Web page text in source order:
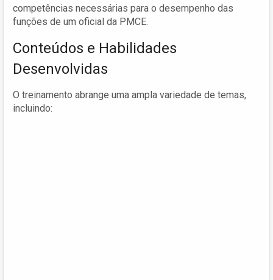
competências necessárias para o desempenho das
funções de um oficial da PMCE.
Conteúdos e Habilidades
Desenvolvidas
O treinamento abrange uma ampla variedade de temas,
incluindo: